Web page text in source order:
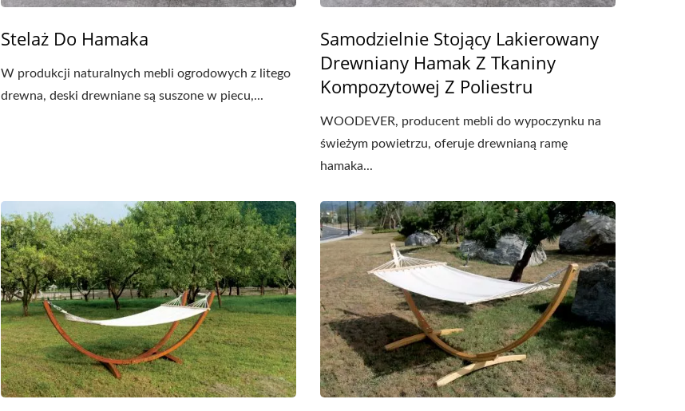
Stelaż Do Hamaka
W produkcji naturalnych mebli ogrodowych z litego
drewna, deski drewniane są suszone w piecu,...
Samodzielnie Stojący Lakierowany
Drewniany Hamak Z Tkaniny
Kompozytowej Z Poliestru
WOODEVER, producent mebli do wypoczynku na
świeżym powietrzu, oferuje drewnianą ramę
hamaka...